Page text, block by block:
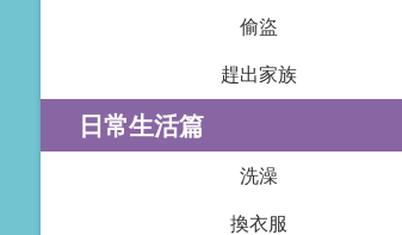
偷盜
趕出家族
日常生活篇
洗澡
換衣服